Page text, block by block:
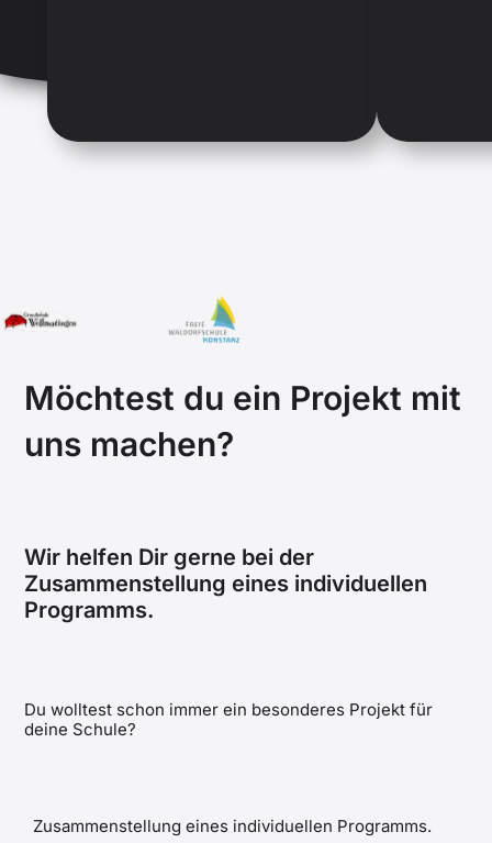
Möchtest du ein Projekt mit
uns machen?
Wir helfen Dir gerne bei der
Zusammenstellung eines individuellen
Programms.
Du wolltest schon immer ein besonderes Projekt für
deine Schule?
Zusammenstellung eines individuellen Programms.